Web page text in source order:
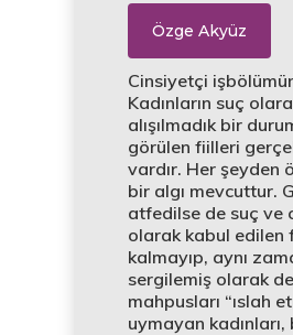
Özge Akyüz
Cinsiyetçi
Kadınların suç
alışılmadık bir
görülen fiilleri
vardır. Her şeyden
bir algı mevcuttur.
atfedilse de suç ve
olarak kabul edilen
kalmayıp, aynı
sergilemiş olarak
mahpusları “ıslah
uymayan